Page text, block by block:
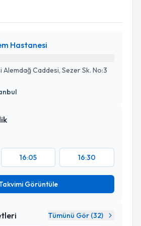
Hastanesi
Alemdağ Caddesi, Sezer Sk. No:3
16:05 16:30
Görüntüle
Tümünü Gör (32)